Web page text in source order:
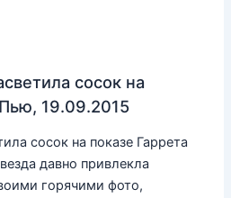
сосок на
19.09.2015
сосок на показе Гаррета
давно привлекла
горячими фото,